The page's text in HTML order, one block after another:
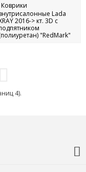
Коврики
Lada
2016-> кт. 3D с
"RedMark"
4).